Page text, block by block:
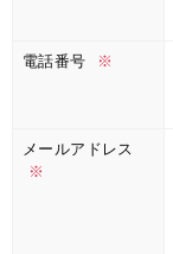
電話番号 ※
メールアドレス
※